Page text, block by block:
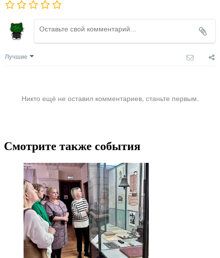
Лучшие
Никто ещё не оставил комментариев, станьте первым.
Смотрите также события